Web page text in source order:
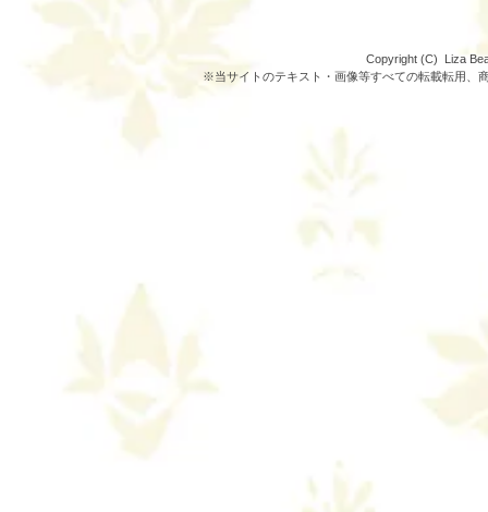
Copyright (C) Liza
※当サイトのテキスト・画像等すべての転載転用